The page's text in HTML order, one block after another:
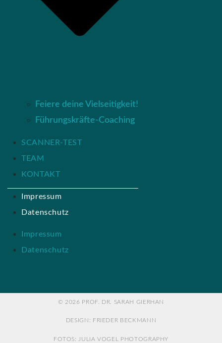
Feiere deine Vielseitigkeit!
Führungskräfte-Coaching
SCANNER-TEST
TEAM
KONTAKT
Impressum
Datenschutz
Impressum
Datenschutz
© 2026 PROF. DR. SARAH GIERHAN
DESIGN: FRIEDER BECKMANN
FOTOS: JULIA VOGEL PHOTOGRAPHY